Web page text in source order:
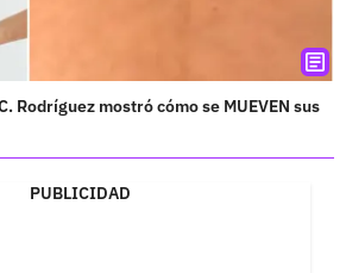
Rodríguez mostró cómo se MUEVEN sus
PUBLICIDAD